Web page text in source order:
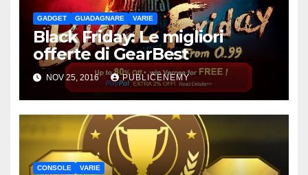
GADGET GUADAGNARE VARIE
Black Friday: Le migliori
offerte di GearBest
NOV 25, 2016 PUBLICENEMY
CONSOLE VARIE